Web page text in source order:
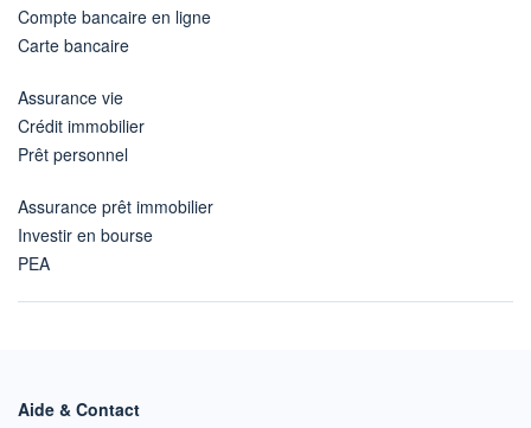
Compte bancaire en ligne
Carte bancaire
Assurance vie
Crédit immobilier
Prêt personnel
Assurance prêt immobilier
Investir en bourse
PEA
Aide & Contact